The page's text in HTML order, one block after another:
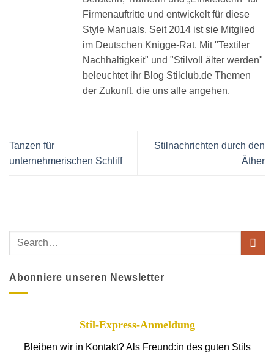
Firmenauftritte und entwickelt für diese
Style Manuals. Seit 2014 ist sie Mitglied
im Deutschen Knigge-Rat. Mit "Textiler
Nachhaltigkeit" und "Stilvoll älter werden"
beleuchtet ihr Blog Stilclub.de Themen
der Zukunft, die uns alle angehen.
Tanzen für
unternehmerischen Schliff
Stilnachrichten durch den
Äther
Abonniere unseren Newsletter
Stil-Express-Anmeldung
Bleiben wir in Kontakt? Als Freund:in des guten Stils